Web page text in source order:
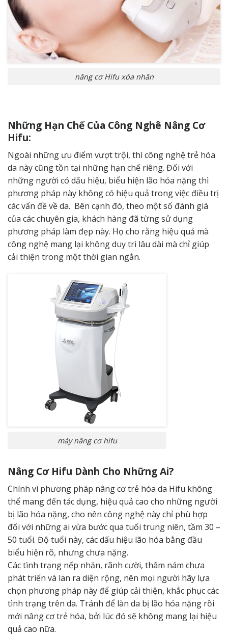
nâng cơ Hifu xóa nhăn
Những Hạn Chế Của Công Nghê Nâng Cơ
Hifu:
Ngoài những ưu điểm vượt trội, thìcông nghệ trẻ hóa
da này cũng tồn tại những hạn chế riêng. Đối với
những người có dấu hiệu, biểu hiện lão hóa nặng thì
phương pháp này không có hiệu quả trong việc điều trị
các vấn đề về da. Bên cạnh đó, theo một số đánh giá
của các chuyên gia, khách hàng đã từng sử dụng
phương pháp làm đẹp này. Họ cho rằng hiệu quả mà
công nghệ mang lại không duy trì lâu dài mà chỉ giúp
cải thiện trong một thời gian ngắn.
máy nâng cơ hifu
Nâng Cơ Hifu Dành Cho Những Ai?
Chính vì phương pháp nâng cơ trẻ hóa da Hifu không
thể mang đến tác dụng, hiệu quả cao cho những người
bị lão hóa nặng, cho nên công nghệ này chỉ phù hợp
đối với những ai vừa bước qua tuổi trung niên, tầm 30 –
50 tuổi. Độ tuổi này, các dấu hiệu lão hóa bằng đầu
biểu hiện rõ, nhưng chưa nặng.
Các tình trạng nếp nhăn, rãnh cười, thâm nám chưa
phát triển và lan ra diện rộng, nên mọi người hãy lựa
chọn phương pháp này để giúp cải thiện, khắc phục các
tình trạng trên da. Tránh để làn da bị lão hóa nặng rồi
mới nâng cơ trẻ hóa, bởi lúc đó sẽ không mang lại hiệu
quả cao nữa.